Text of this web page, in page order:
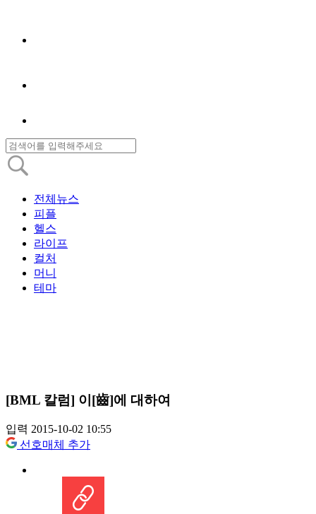
전체뉴스
피플
헬스
라이프
컬처
머니
테마
[BML 칼럼] 이[齒]에 대하여
입력 2015-10-02 10:55
선호매체 추가